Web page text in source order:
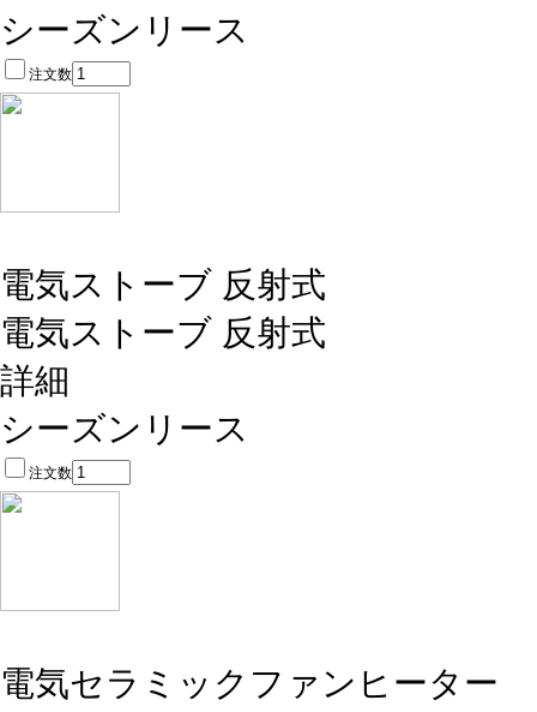
シーズンリース
注文数
電気ストーブ 反射式
電気ストーブ 反射式
詳細
シーズンリース
注文数
電気セラミックファンヒーター